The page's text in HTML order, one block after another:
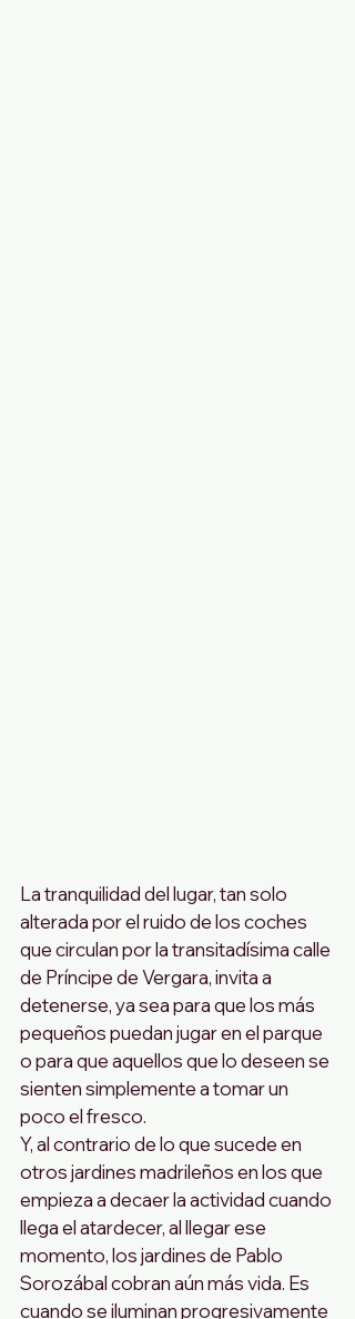
La tranquilidad del lugar, tan solo
alterada por el ruido de los coches
que circulan por la transitadísima calle
de Príncipe de Vergara, invita a
detenerse, ya sea para que los más
pequeños puedan jugar en el parque
o para que aquellos que lo deseen se
sienten simplemente a tomar un
poco el fresco.
Y, al contrario de lo que sucede en
otros jardines madrileños en los que
empieza a decaer la actividad cuando
llega el atardecer, al llegar ese
momento, los jardines de Pablo
Sorozábal cobran aún más vida. Es
cuando se iluminan progresivamente